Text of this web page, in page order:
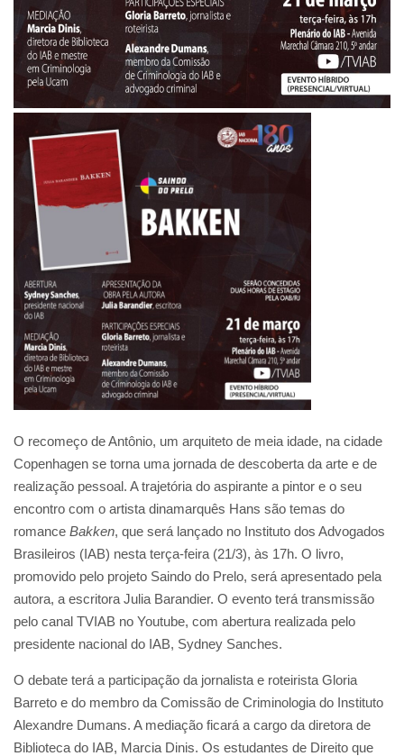
O recomeço de Antônio, um arquiteto de meia idade, na cidade
Copenhagen se torna uma jornada de descoberta da arte e de
realização pessoal. A trajetória do aspirante a pintor e o seu
encontro com o artista dinamarquês Hans são temas do
romance Bakken, que será lançado no Instituto dos Advogados
Brasileiros (IAB) nesta terça-feira (21/3), às 17h. O livro,
promovido pelo projeto Saindo do Prelo, será apresentado pela
autora, a escritora Julia Barandier. O evento terá transmissão
pelo canal TVIAB no Youtube, com abertura realizada pelo
presidente nacional do IAB, Sydney Sanches.
O debate terá a participação da jornalista e roteirista Gloria
Barreto e do membro da Comissão de Criminologia do Instituto
Alexandre Dumans. A mediação ficará a cargo da diretora de
Biblioteca do IAB, Marcia Dinis. Os estudantes de Direito que